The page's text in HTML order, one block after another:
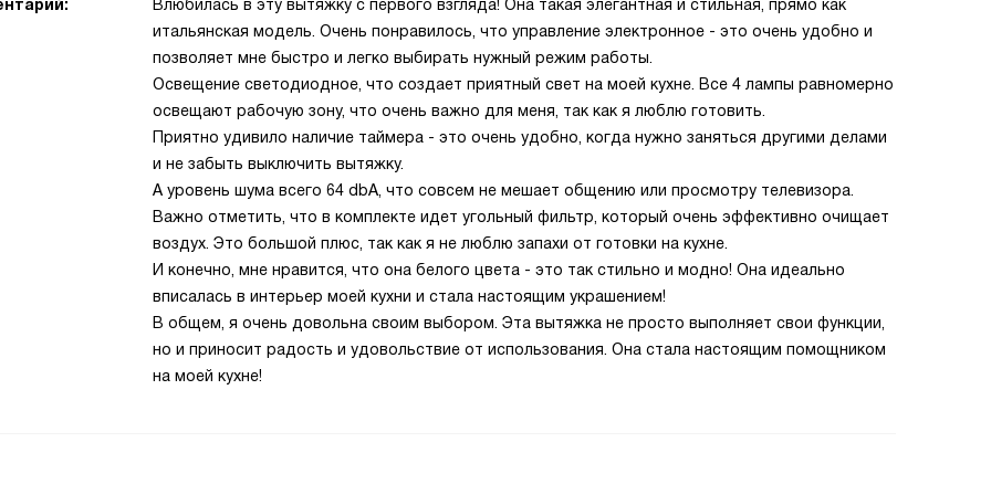
Влюбилась в эту вытяжку с первого взгляда! Она такая элегантная и стильная, прямо как
итальянская модель. Очень понравилось, что управление электронное - это очень удобно и
позволяет мне быстро и легко выбирать нужный режим работы.
Освещение светодиодное, что создает приятный свет на моей кухне. Все 4 лампы равномерно
освещают рабочую зону, что очень важно для меня, так как я люблю готовить.
Приятно удивило наличие таймера - это очень удобно, когда нужно заняться другими делами
и не забыть выключить вытяжку.
А уровень шума всего 64 dbA, что совсем не мешает общению или просмотру телевизора.
Важно отметить, что в комплекте идет угольный фильтр, который очень эффективно очищает
воздух. Это большой плюс, так как я не люблю запахи от готовки на кухне.
И конечно, мне нравится, что она белого цвета - это так стильно и модно! Она идеально
вписалась в интерьер моей кухни и стала настоящим украшением!
В общем, я очень довольна своим выбором. Эта вытяжка не просто выполняет свои функции,
но и приносит радость и удовольствие от использования. Она стала настоящим помощником
на моей кухне!